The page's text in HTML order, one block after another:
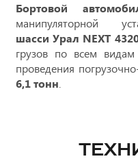
Бортовой
манипуляторной
шасси Урал NEXT
грузов по всем
проведения
6,1 тонн.